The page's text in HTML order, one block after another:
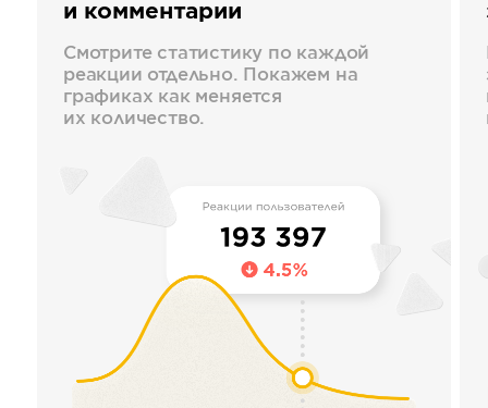
и комментарии
Смотрите статистику по каждой
реакции отдельно. Покажем на
графиках как меняется
их количество.